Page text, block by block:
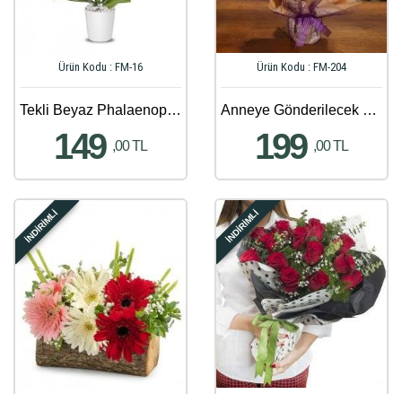
Ürün Kodu : FM-16
Tekli Beyaz Phalaenopsis Orkide
149 ,00 TL
Ürün Kodu : FM-204
Anneye Gönderilecek En Güzel Çiçek Gönder - 122
199 ,00 TL
İNDİRİMLİ İNDİRİMLİ